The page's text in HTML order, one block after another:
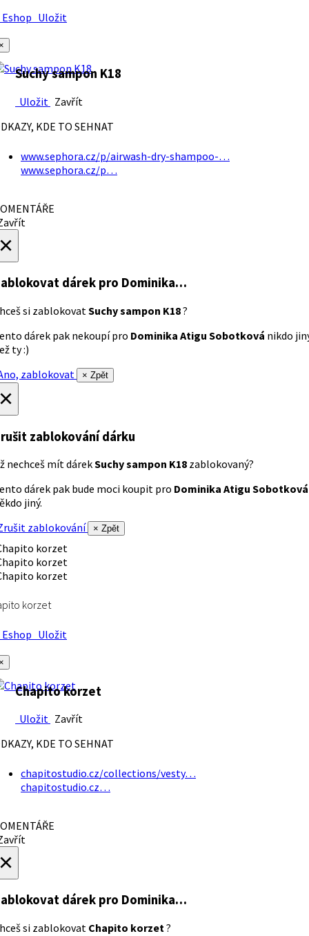
Uložit
Suchy sampon K18
Uložit Zavřít
KDE TO SEHNAT
www.sephora.cz/p/airwash-dry-shampoo-…
www.sephora.cz/p…
dárek pro Dominika…
si zablokovatSuchy sampon K18?
dárek pak nekoupí pro Dominika Atigu Sobotková nikdo
ty :)
zablokovat
× Zpět
zablokování dárku
nechceš mít dárekSuchy sampon K18 zablokovaný?
dárek pak bude moci koupit pro Dominika Atigu Sobotková
jiný.
zablokování
× Zpět
korzet
Uložit
Chapito korzet
Uložit Zavřít
KDE TO SEHNAT
chapitostudio.cz/collections/vesty…
chapitostudio.cz…
dárek pro Dominika…
si zablokovat Chapito korzet?